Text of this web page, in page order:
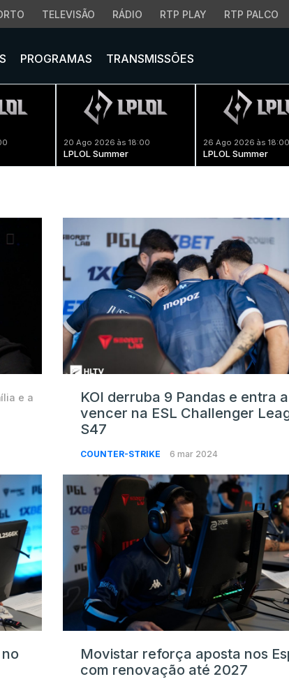
TELEVISÃO RÁDIO RTP PLAY RTP PALCO
PROGRAMAS TRANSMISSÕES
20 Ago 2026 às 18:00
LPLOL Summer
26 Ago 2026 às 18:00
LPLOL Summer
e a
KOI derruba 9 Pandas e entra a
vencer na ESL Challenger
S47
COUNTER-STRIKE 6 mar 2024
Movistar reforça aposta nos
com renovação até 2027